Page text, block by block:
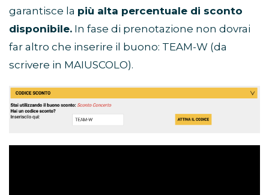
garantisce la più alta percentuale di sconto
disponibile. In fase di prenotazione non dovrai
far altro che inserire il buono: TEAM-W (da
scrivere in MAIUSCOLO).